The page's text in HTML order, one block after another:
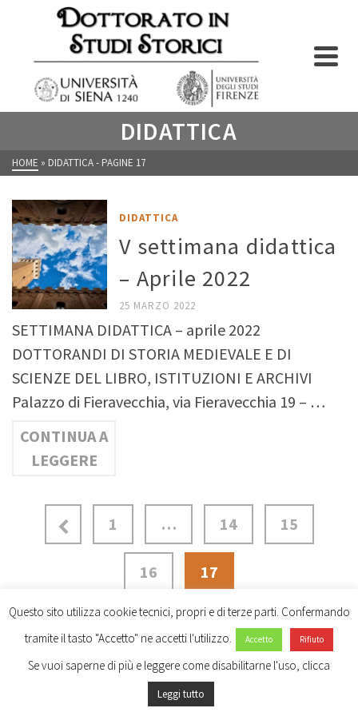
DIDATTICA
HOME » DIDATTICA- PAGINE 17
DIDATTICA
V settimana didattica
– Aprile 2022
25 MARZO 2022
SETTIMANA DIDATTICA – aprile 2022
DOTTORANDI DI STORIA MEDIEVALE E DI
SCIENZE DEL LIBRO, ISTITUZIONI E ARCHIVI
Palazzo di Fieravecchia, via Fieravecchia 19 – …
CONTINUA A
LEGGERE
1 … 14 15
16 17
© 2026 dottorato studi storici - WordPress Theme by
Questo sito utilizza cookie tecnici, propri e di terze parti. Confermando
tramite il tasto "Accetto" ne accetti l'utilizzo.
Accetto Rifiuto
Se vuoi saperne di più e leggere come disabilitarne l'uso, clicca
Leggi tutto